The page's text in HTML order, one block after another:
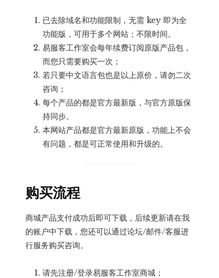
已去除域名和功能限制，无需 key 即为全
功能版，可用于多个网站；不限时间。
易服客工作室会每年续费订阅原版产品包，
而您只需要购买一次；
若只要中文语言包也是以上原价，请勿二次
咨询；
每个产品的都是官方最新版，与官方原版保
持同步。
本网站产品都是官方最新原版，功能上不会
有问题，都是可正常使用和升级的。
购买流程
商城产品支付成功后即可下载，后续更新请在我
的账户中下载，您还可以通过论坛/邮件/客服进
行服务购买咨询。
请先注册/登录易服客工作室商城；